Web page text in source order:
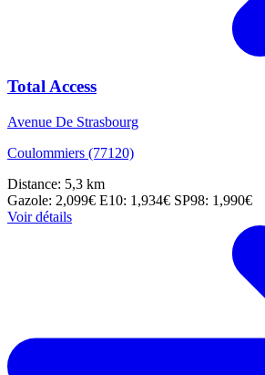
Total Access
Avenue De Strasbourg
Coulommiers (77120)
Distance: 5,3 km
Gazole: 2,099€ E10: 1,934€ SP98: 1,990€
Voir détails